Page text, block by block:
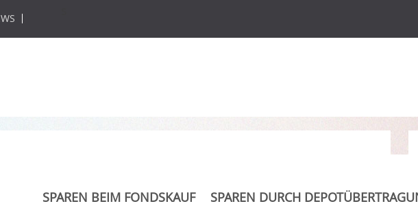
SPAREN BEIM FONDSKAUF SPAREN DURCH
Growth Fund CHF